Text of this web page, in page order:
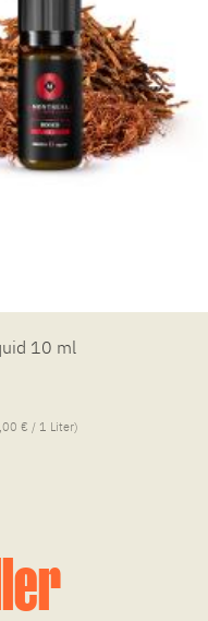
10 ml
€ / 1 Liter)